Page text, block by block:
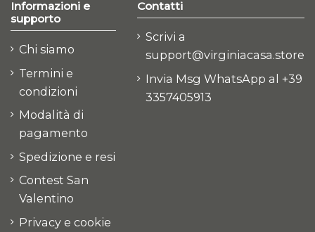
Informazioni e
supporto
Chi siamo
Termini e
condizioni
Modalità di
pagamento
Spedizione e resi
Contest San
Valentino
Privacy e cookie
Contatti
Scrivi a
support@virginiacasa.store
Invia Msg WhatsApp al +39
3357405913